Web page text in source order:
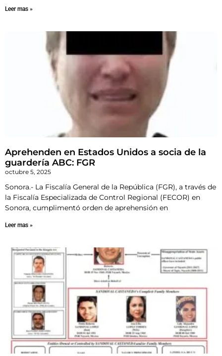
Leer mas »
Aprehenden en Estados Unidos a socia de la
guardería ABC: FGR
octubre 5, 2025
Sonora.- La Fiscalía General de la República (FGR), a través de
la Fiscalía Especializada de Control Regional (FECOR) en
Sonora, cumplimentó orden de aprehensión en
Leer mas »